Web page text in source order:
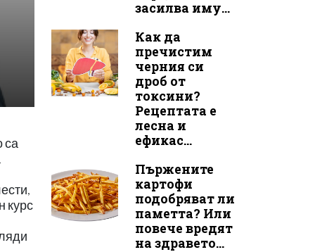
са
курс
засилва иму...
Как да
пречистим
черния си
дроб от
токсини?
Рецептата е
лесна и
ефикас...
Пържените
картофи
подобряват ли
паметта? Или
повече вредят
на здравето...